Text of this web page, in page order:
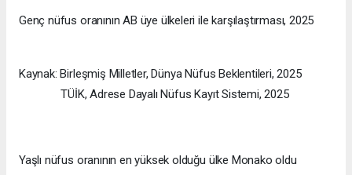
Genç nüfus oranının AB üye ülkeleri ile karşılaştırması, 2025
Kaynak: Birleşmiş Milletler, Dünya Nüfus Beklentileri, 2025
TÜİK, Adrese Dayalı Nüfus Kayıt Sistemi, 2025
Yaşlı nüfus oranının en yüksek olduğu ülke Monako oldu